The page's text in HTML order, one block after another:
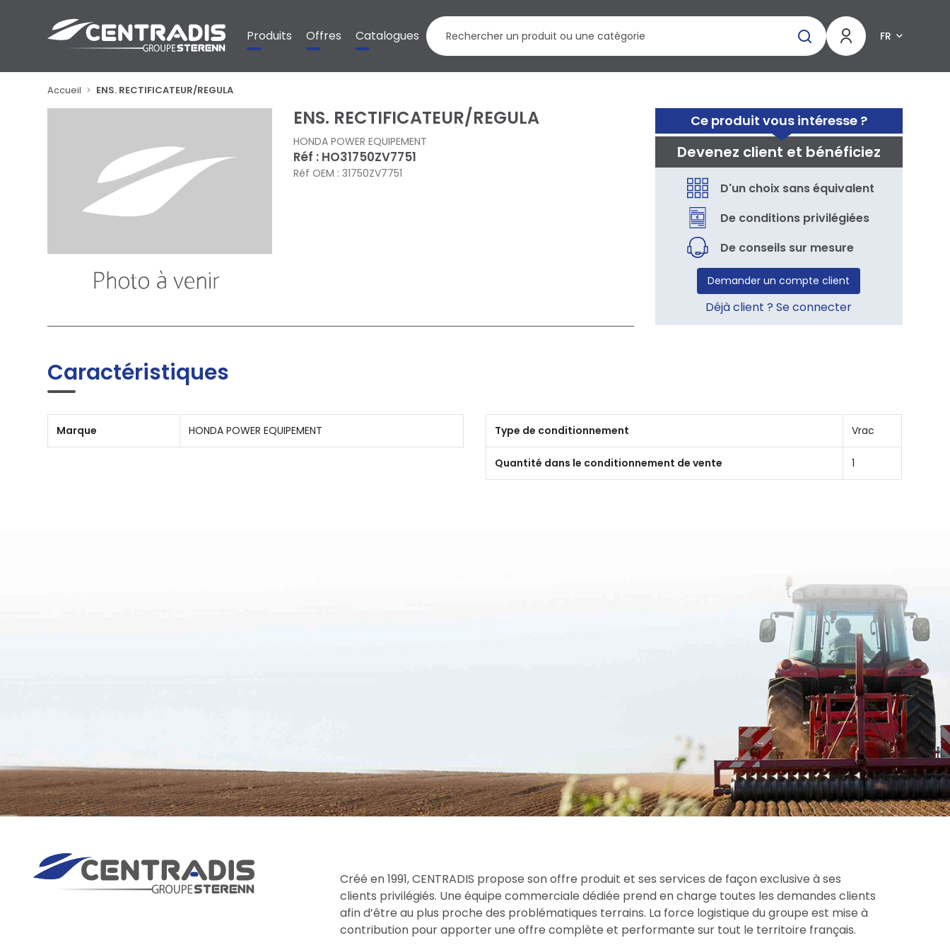
Produits Offres Catalogues FR
Accueil ENS. RECTIFICATEUR/REGULA
Ce produit vous intéresse ?
Devenez client et bénéficiez
D'un choix sans équivalent
De conditions privilégiées
De conseils sur mesure
Demander un compte client
Déjà client ? Se connecter
ENS. RECTIFICATEUR/REGULA
HONDA POWER EQUIPEMENT
Réf : HO31750ZV7751
Réf OEM : 31750ZV7751
Caractéristiques
Marque HONDA POWER EQUIPEMENT Type de conditionnement Vrac
Quantité dans le conditionnement de vente 1
Créé en 1991, CENTRADIS propose son offre produit et ses services de façon exclusive à ses
clients privilégiés. Une équipe commerciale dédiée prend en charge toutes les demandes clients
afin d’être au plus proche des problématiques terrains. La force logistique du groupe est mise à
contribution pour apporter une offre complète et performante sur tout le territoire français.